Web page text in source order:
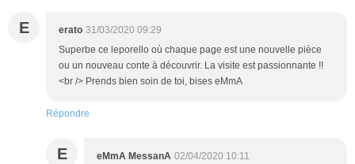
E erato 31/03/2020 09:29
Superbe ce leporello où chaque page est une nouvelle pièce
ou un nouveau conte à découvrir. La visite est passionnante !!
<br /> Prends bien soin de toi, bises eMmA
Répondre
E eMmA MessanA 02/04/2020 10:11